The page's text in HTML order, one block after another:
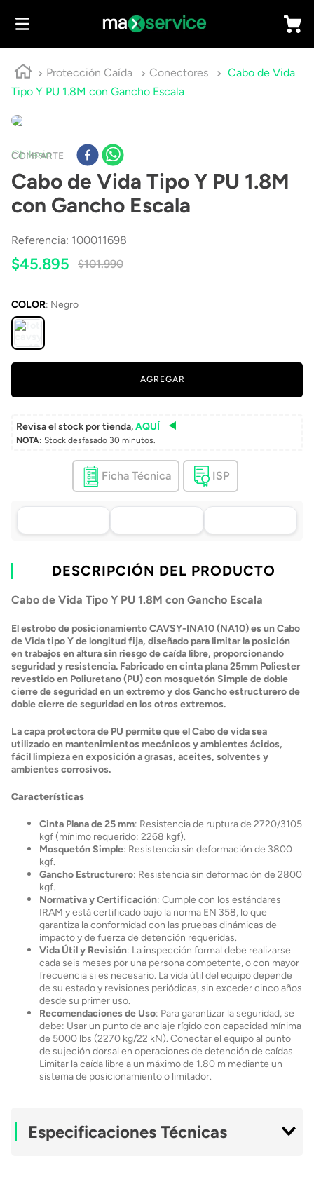
Protección Caída Conectores
Cabo de Vida
Tipo Y PU 1.8M con Gancho Escala
COMPARTE
Chilesin
Cabo de Vida Tipo Y PU 1.8M
con Gancho Escala
Referencia: 100011698
$45.895 $101.990
COLOR: Negro
AGREGAR
Revisa el stock por tienda,AQUÍ
NOTA: Stock desfasado 30 minutos.
Ficha Técnica ISP
Tu compra, directo a
todo Chile
Retiro en tienda sin
Elige tu tienda más
cercana
por WhatsApp
nuestros ejecutivos
DESCRIPCIÓN DEL PRODUCTO
Cabo de Vida Tipo Y PU 1.8M con Gancho Escala
El estrobo de posicionamiento CAVSY-INA10 (NA10) es un Cabo
de Vida tipo Y de longitud fija, diseñado para limitar la posición
en trabajos en altura sin riesgo de caída libre, proporcionando
seguridad y resistencia. Fabricado en cinta plana 25mm Poliester
revestido en Poliuretano (PU) con mosquetón Simple de doble
cierre de seguridad en un extremo y dos Gancho estructurero de
doble cierre de seguridad en los otros extremos.
La capa protectora de PU permite que el Cabo de vida sea
utilizado en mantenimientos mecánicos y ambientes ácidos,
fácil limpieza en exposición a grasas, aceites, solventes y
ambientes corrosivos.
Características
Cinta Plana de 25 mm: Resistencia de ruptura de 2720/3105
kgf (mínimo requerido: 2268 kgf).
Mosquetón Simple: Resistencia sin deformación de 3800
kgf.
Gancho Estructurero: Resistencia sin deformación de 2800
kgf.
Normativa y Certificación: Cumple con los estándares
IRAM y está certificado bajo la norma EN 358, lo que
garantiza la conformidad con las pruebas dinámicas de
impacto y de fuerza de detención requeridas.
Vida Útil y Revisión: La inspección formal debe realizarse
cada seis meses por una persona competente, o con mayor
frecuencia si es necesario. La vida útil del equipo depende
de su estado y revisiones periódicas, sin exceder cinco años
desde su primer uso.
Recomendaciones de Uso: Para garantizar la seguridad, se
debe: Usar un punto de anclaje rígido con capacidad mínima
de 5000 lbs (2270 kg/22 kN). Conectar el equipo al punto
de sujeción dorsal en operaciones de detención de caídas.
Limitar la caída libre a un máximo de 1.80 m mediante un
sistema de posicionamiento o limitador.
Especificaciones Técnicas